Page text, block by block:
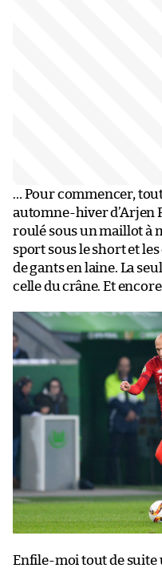
… Pour commencer,
automne-hiver d’Arjen
roulé sous un maillot à
sport sous le short et
de gants en laine. La
celle du crâne. Et
Enfile-moi tout de suite